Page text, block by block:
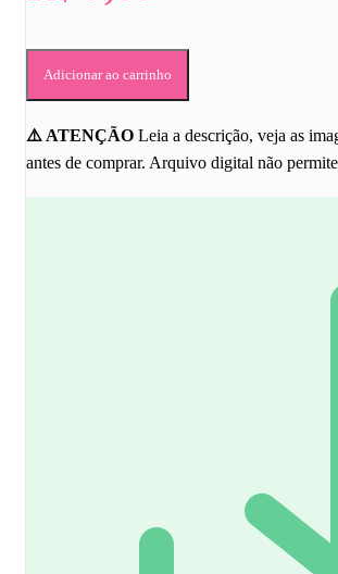
Craques
Leitura
Adicionar ao carrinho
⚠️ ATENÇÃO Leia a descrição, veja as
antes de comprar. Arquivo digital não